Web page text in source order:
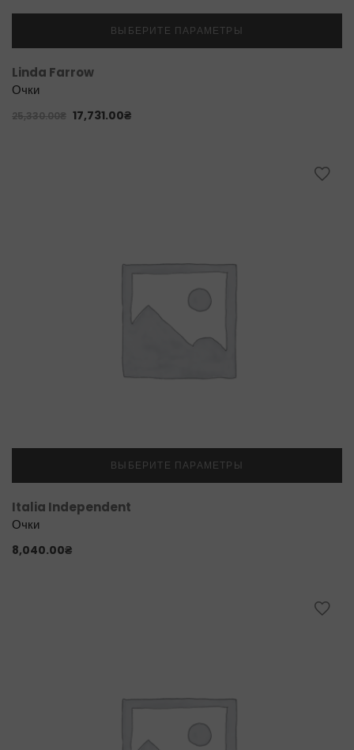
ВЫБЕРИТЕ ПАРАМЕТРЫ
Linda Farrow
Очки
25,330.00₴ 17,731.00₴
ВЫБЕРИТЕ ПАРАМЕТРЫ
Italia Independent
Очки
8,040.00₴